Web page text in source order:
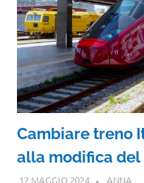
Cambiare treno
alla modifica
12 MAGGIO 2024 ANNA